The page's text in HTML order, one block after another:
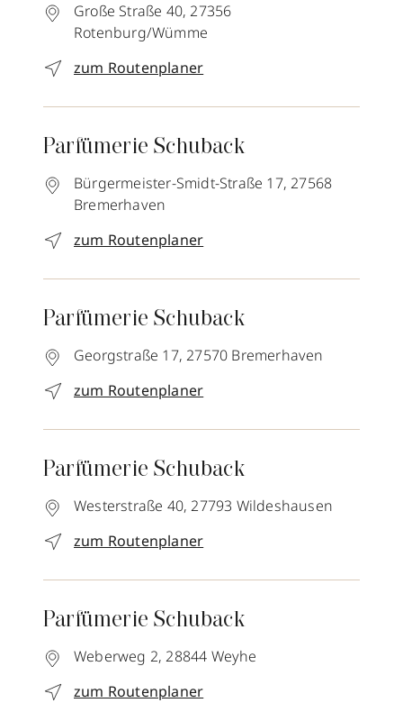
Große Straße 40, 27356
Rotenburg/Wümme
zum Routenplaner
Parfümerie Schuback
Bürgermeister-Smidt-Straße 17, 27568
Bremerhaven
zum Routenplaner
Parfümerie Schuback
Georgstraße 17, 27570 Bremerhaven
zum Routenplaner
Parfümerie Schuback
Westerstraße 40, 27793 Wildeshausen
zum Routenplaner
Parfümerie Schuback
Weberweg 2, 28844 Weyhe
zum Routenplaner